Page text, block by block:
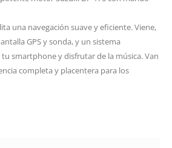
una navegación suave y eficiente. Viene,
GPS y sonda, y un sistema
smartphone y disfrutar de la música. Van
completa y placentera para los